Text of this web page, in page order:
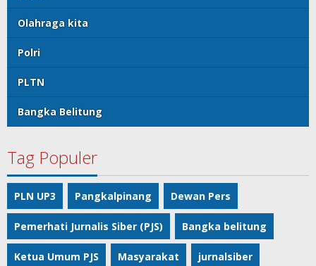
Olahraga kita
Polri
PLTN
Bangka Belitung
Tag Populer
PLN UP3 Pangkalpinang Dewan Pers
Pemerhati Jurnalis Siber (PJS) Bangka belitung
Ketua Umum PJS Masyarakat jurnalsiber